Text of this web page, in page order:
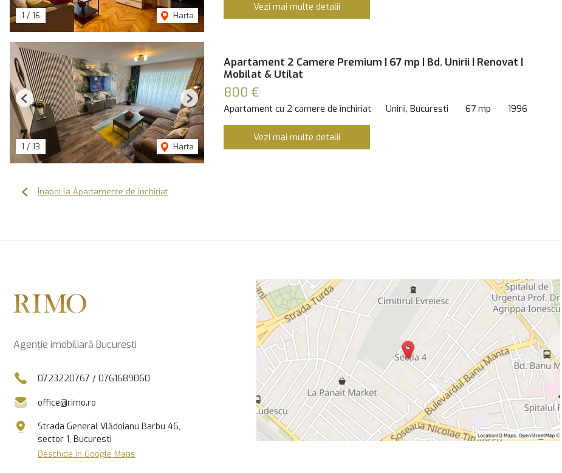
1 / 16 Harta
Vezi mai multe detalii
1 / 13 Harta
Previous Next
Apartament 2 Camere Premium | 67 mp | Bd. Unirii | Renovat |
Mobilat & Utilat
800 €
Apartament cu 2 camere de închiriat Unirii, Bucuresti 67 mp 1996
Vezi mai multe detalii
Înapoi la Apartamente de închiriat
Agenție imobiliară Bucuresti
0723220767 / 0761689060
office@rimo.ro
Strada General Vlădoianu Barbu 46,
sector 1, Bucuresti
Deschide în Google Maps